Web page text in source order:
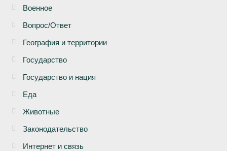
Военное
Вопрос/Ответ
География и территории
Государство
Государство и нация
Еда
Животные
Законодательство
Интернет и связь